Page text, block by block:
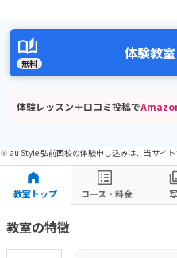
無料
体験教
体験レッスン＋口コミ投稿で
※ au Style 弘前西校の体験申し込みは、当サイト
教室トップ コース・料金
教室の特徴